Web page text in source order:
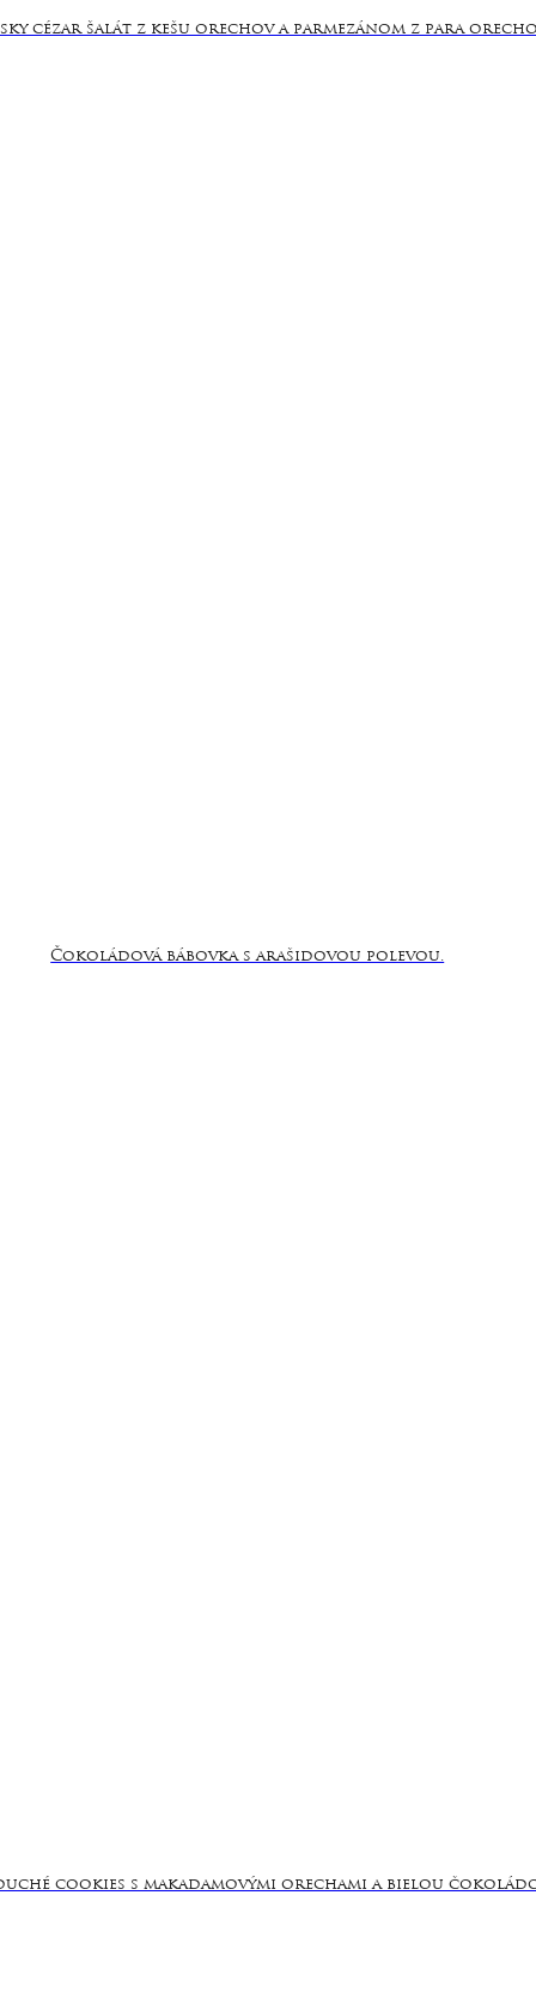
cézar šalát z kešu orechov a parmezánom z para
Čokoládová bábovka s arašidovou polevou.
cookies s makadamovými orechami a bielou